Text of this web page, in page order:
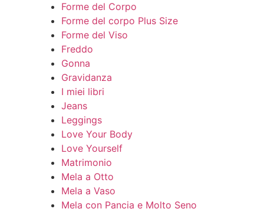
Forme del Corpo
Forme del corpo Plus Size
Forme del Viso
Freddo
Gonna
Gravidanza
I miei libri
Jeans
Leggings
Love Your Body
Love Yourself
Matrimonio
Mela a Otto
Mela a Vaso
Mela con Pancia e Molto Seno